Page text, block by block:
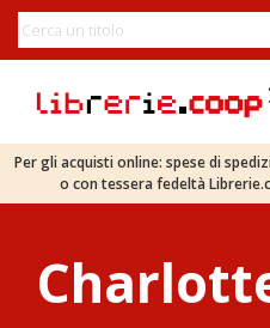
Per gli acquisti online: spese di
o con tessera fedeltà